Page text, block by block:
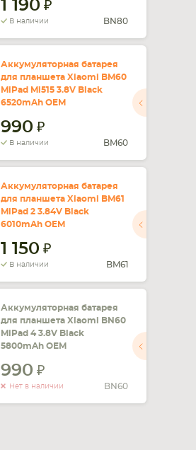
1 190
В наличии BN80
Аккумуляторная батарея
для планшета Xiaomi BM60
MiPad Mi515 3.8V Black
6520mAh OEM
990
В наличии BM60
Аккумуляторная батарея
для планшета Xiaomi BM61
MiPad 2 3.84V Black
6010mAh OEM
1 150
В наличии BM61
Аккумуляторная батарея
для планшета Xiaomi BN60
MiPad 4 3.8V Black
5800mAh OEM
990
Нет в наличии BN60